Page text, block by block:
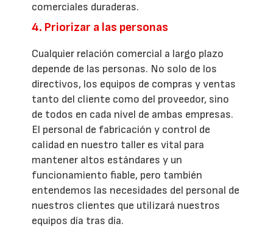
comerciales duraderas.
4. Priorizar a las personas
Cualquier relación comercial a largo plazo
depende de las personas. No solo de los
directivos, los equipos de compras y ventas
tanto del cliente como del proveedor, sino
de todos en cada nivel de ambas empresas.
El personal de fabricación y control de
calidad en nuestro taller es vital para
mantener altos estándares y un
funcionamiento fiable, pero también
entendemos las necesidades del personal de
nuestros clientes que utilizará nuestros
equipos día tras día.